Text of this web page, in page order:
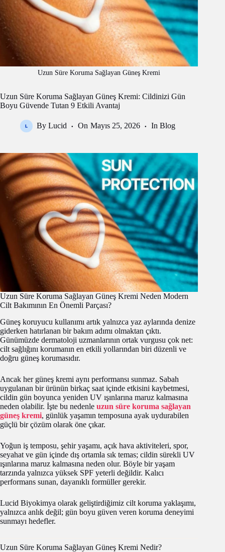
Uzun Süre Koruma Sağlayan Güneş Kremi
Uzun Süre Koruma Sağlayan Güneş Kremi: Cildinizi Gün
Boyu Güvende Tutan 9 Etkili Avantaj
By Lucid On Mayıs 25, 2026 In Blog
Uzun Süre Koruma Sağlayan Güneş Kremi Neden Modern
Cilt Bakımının En Önemli Parçası?
Güneş koruyucu kullanımı artık yalnızca yaz aylarında denize
giderken hatırlanan bir bakım adımı olmaktan çıktı.
Günümüzde dermatoloji uzmanlarının ortak vurgusu çok net:
cilt sağlığını korumanın en etkili yollarından biri düzenli ve
doğru güneş korumasıdır.
Ancak her güneş kremi aynı performansı sunmaz. Sabah
uygulanan bir ürünün birkaç saat içinde etkisini kaybetmesi,
cildin gün boyunca yeniden UV ışınlarına maruz kalmasına
neden olabilir. İşte bu nedenle uzun süre koruma sağlayan
güneş kremi, günlük yaşamın temposuna ayak uydurabilen
güçlü bir çözüm olarak öne çıkar.
Yoğun iş temposu, şehir yaşamı, açık hava aktiviteleri, spor,
seyahat ve gün içinde dış ortamla sık temas; cildin sürekli UV
ışınlarına maruz kalmasına neden olur. Böyle bir yaşam
tarzında yalnızca yüksek SPF yeterli değildir. Kalıcı
performans sunan, dayanıklı formüller gerekir.
Lucid Biyokimya olarak geliştirdiğimiz cilt koruma yaklaşımı,
yalnızca anlık değil; gün boyu güven veren koruma deneyimi
sunmayı hedefler.
Uzun Süre Koruma Sağlayan Güneş Kremi Nedir?